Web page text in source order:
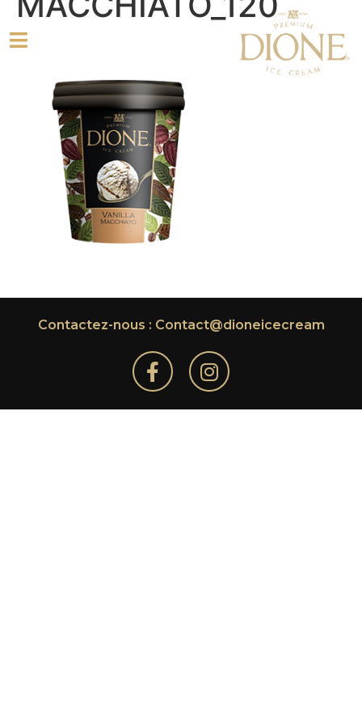
Contactez-nous : Contact@dioneicecream